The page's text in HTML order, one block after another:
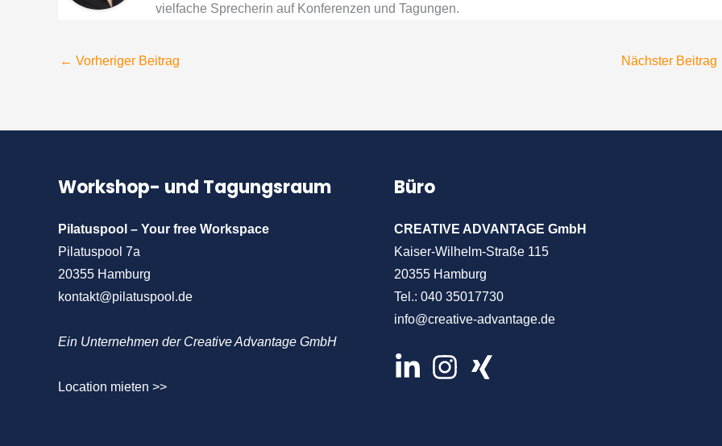
vielfache Sprecherin auf Konferenzen und Tagungen.
← Vorheriger Beitrag Nächster Beitrag
Workshop- und Tagungsraum
Pilatuspool – Your free Workspace
Pilatuspool 7a
20355 Hamburg
kontakt@pilatuspool.de
Ein Unternehmen der Creative Advantage GmbH
Location mieten >>
Büro
CREATIVE ADVANTAGE GmbH
Kaiser-Wilhelm-Straße 115
20355 Hamburg
Tel.: 040 35017730
info@creative-advantage.de